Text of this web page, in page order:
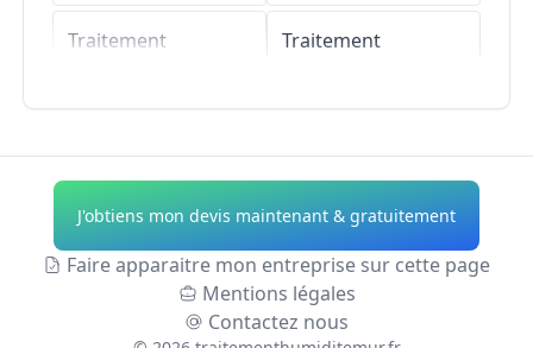
Traitement
Vignes
Traitement
d'Humidité des
Murs Richerenches
Traitement
Traitement
Traitement
d'Humidité des
Murs Allier
Traitement
d'Humidité des
MursAlpes-de-
J'obtiens mon devis maintenant & gratuitement
Faire apparaitre mon entreprise sur cette page
Mentions légales
Contactez nous